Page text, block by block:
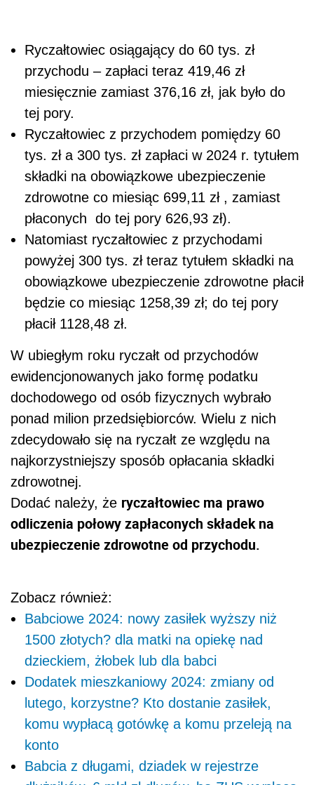
Ryczałtowiec osiągający do 60 tys. zł
przychodu – zapłaci teraz 419,46 zł
miesięcznie zamiast 376,16 zł, jak było do
tej pory.
Ryczałtowiec z przychodem pomiędzy 60
tys. zł a 300 tys. zł zapłaci w 2024 r. tytułem
składki na obowiązkowe ubezpieczenie
zdrowotne co miesiąc 699,11 zł , zamiast
płaconych do tej pory 626,93 zł).
Natomiast ryczałtowiec z przychodami
powyżej 300 tys. zł teraz tytułem składki na
obowiązkowe ubezpieczenie zdrowotne płacił
będzie co miesiąc 1258,39 zł; do tej pory
płacił 1128,48 zł.
W ubiegłym roku ryczałt od przychodów
ewidencjonowanych jako formę podatku
dochodowego od osób fizycznych wybrało
ponad milion przedsiębiorców. Wielu z nich
zdecydowało się na ryczałt ze względu na
najkorzystniejszy sposób opłacania składki
zdrowotnej.
Dodać należy, że ryczałtowiec ma prawo
odliczenia połowy zapłaconych składek na
ubezpieczenie zdrowotne od przychodu.
Zobacz również:
Babciowe 2024: nowy zasiłek wyższy niż
1500 złotych? dla matki na opiekę nad
dzieckiem, żłobek lub dla babci
Dodatek mieszkaniowy 2024: zmiany od
lutego, korzystne? Kto dostanie zasiłek,
komu wypłacą gotówkę a komu przeleją na
konto
Babcia z długami, dziadek w rejestrze